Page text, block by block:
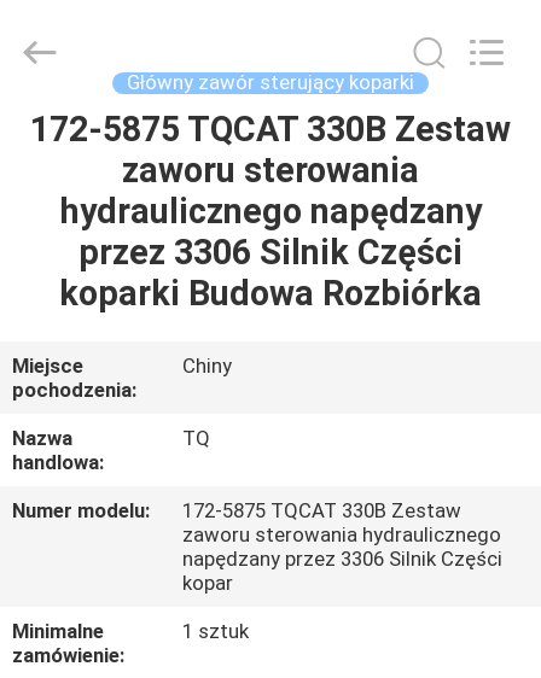
DOM
PRODUKTY
FILMY
POKAZ
VR
O
NAS
WYCIECZKA
PO
Machinery
Reserved.
Główny zawór sterujący koparki
172-5875 TQCAT 330B Zestaw
zaworu sterowania
hydraulicznego napędzany
przez 3306 Silnik Części
koparki Budowa Rozbiórka
Miejsce
pochodzenia:
Chiny
Nazwa
handlowa:
TQ
Numer modelu:
172-5875 TQCAT 330B Zestaw
zaworu sterowania hydraulicznego
napędzany przez 3306 Silnik Części
kopar
Minimalne
zamówienie:
1 sztuk